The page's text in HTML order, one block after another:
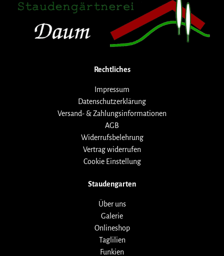
Rechtliches
Impressum
Datenschutzerklärung
Versand- & Zahlungsinformationen
AGB
Widerrufsbelehrung
Vertrag widerrufen
Cookie Einstellung
Staudengarten
Über uns
Galerie
Onlineshop
Taglilien
Funkien